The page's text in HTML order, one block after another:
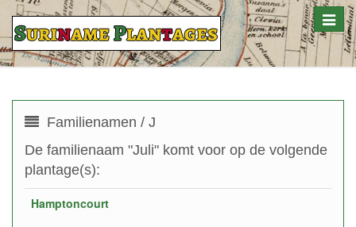
Toggle
Familienamen / J
De familienaam "Juli" komt voor op de volgende
plantage(s):
Hamptoncourt